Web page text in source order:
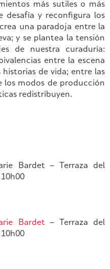
más sutiles o más
desafía y reconfigura los
una paradoja entre la
y se plantea la tensión
de nuestra curaduría:
entre la escena
de vida; entre las
los modos de producción
redistribuyen.
Bardet – Terraza del
Bardet– Terraza del